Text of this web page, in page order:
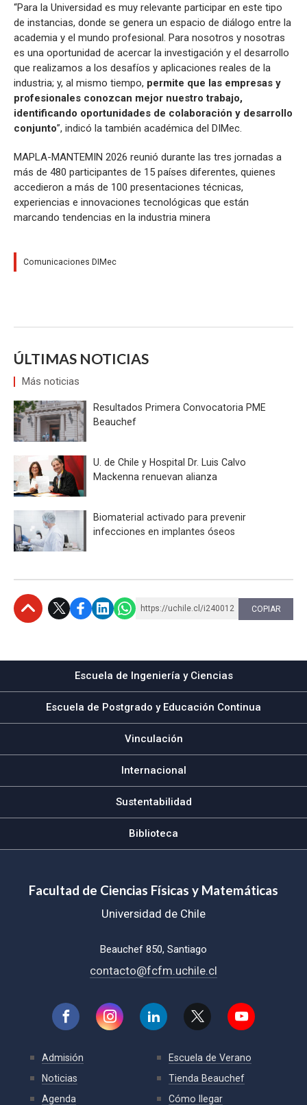
“Para la Universidad es muy relevante participar en este tipo
de instancias, donde se genera un espacio de diálogo entre la
academia y el mundo profesional. Para nosotros y nosotras
es una oportunidad de acercar la investigación y el desarrollo
que realizamos a los desafíos y aplicaciones reales de la
industria; y, al mismo tiempo, permite que las empresas y
profesionales conozcan mejor nuestro trabajo,
identificando oportunidades de colaboración y desarrollo
conjunto”, indicó la también académica del DIMec.
MAPLA-MANTEMIN 2026 reunió durante las tres jornadas a
más de 480 participantes de 15 países diferentes, quienes
accedieron a más de 100 presentaciones técnicas,
experiencias e innovaciones tecnológicas que están
marcando tendencias en la industria minera
Comunicaciones DIMec
ÚLTIMAS NOTICIAS
Más noticias
Resultados Primera Convocatoria PME
Beauchef
U. de Chile y Hospital Dr. Luis Calvo
Mackenna renuevan alianza
Biomaterial activado para prevenir
infecciones en implantes óseos
https://uchile.cl/i240012 COPIAR
Escuela de Ingeniería y Ciencias
Escuela de Postgrado y Educación Continua
Vinculación
Internacional
Sustentabilidad
Biblioteca
Facultad de Ciencias Físicas y Matemáticas
Universidad de Chile
Beauchef 850, Santiago
contacto@fcfm.uchile.cl
Admisión
Noticias
Agenda
Escuela de Verano
Tienda Beauchef
Cómo llegar